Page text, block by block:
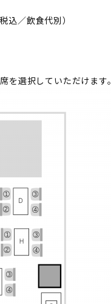
／飲食代別）
選択していただけます。